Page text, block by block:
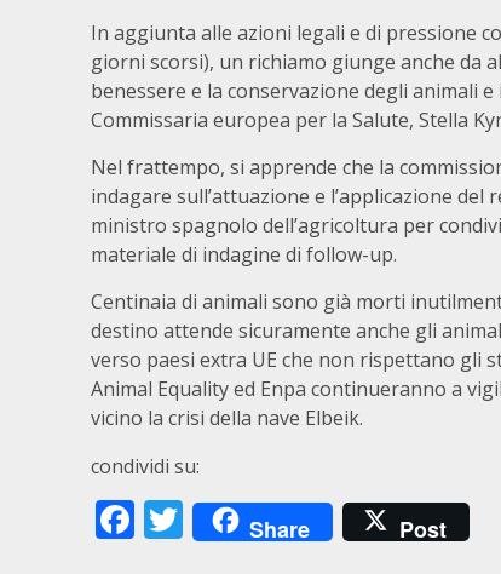
In aggiunta alle azioni legali e di pressione
giorni scorsi), un richiamo giunge anche da
benessere e la conservazione degli animali
Commissaria europea per la Salute, Stella
Nel frattempo, si apprende che la
indagare sull’attuazione e l’applicazione
ministro spagnolo dell’agricoltura per
materiale di indagine di follow-up.
Centinaia di animali sono già morti
destino attende sicuramente anche gli
verso paesi extra UE che non rispettano gli
Animal Equality ed Enpa continueranno a
vicino la crisi della nave Elbeik.
condividi su:
Facebook
Twitter
Share Post